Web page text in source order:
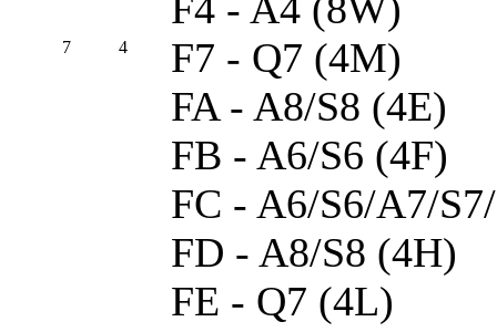
7 4
F4 - A4 (8W)
F7 - Q7 (4M)
FA - A8/S8 (4E)
FB - A6/S6 (4F)
FC - A6/S6/A7/
FD - A8/S8 (4H)
FE - Q7 (4L)